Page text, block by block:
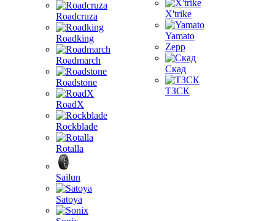
Roadcruza
Roadking
Roadmarch
Roadstone
RoadX
Rockblade
Rotalla
Sailun
Satoya
X'trike
Yamato
Zepp
Скад
ТЗСК